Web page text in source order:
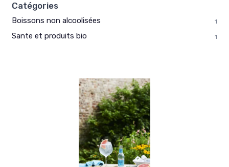
Catégories
Boissons non alcoolisées 1
Sante et produits bio 1